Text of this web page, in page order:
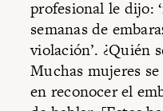
profesional le dijo:
semanas de
violación’. ¿Quién
Muchas mujeres
en reconocer el